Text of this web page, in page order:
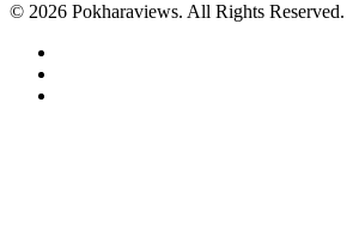
© 2026 Pokharaviews. All Rights Reserved.